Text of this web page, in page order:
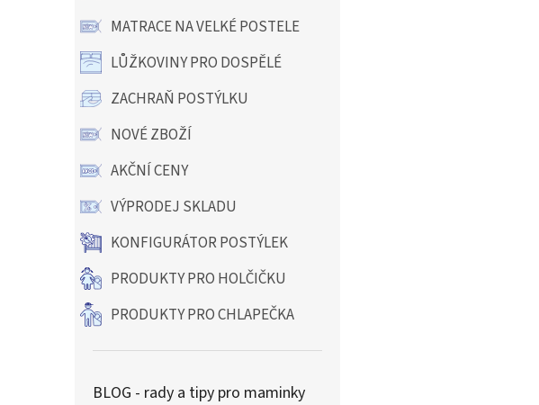
MATRACE NA VELKÉ POSTELE
LŮŽKOVINY PRO DOSPĚLÉ
ZACHRAŇ POSTÝLKU
NOVÉ ZBOŽÍ
AKČNÍ CENY
VÝPRODEJ SKLADU
KONFIGURÁTOR POSTÝLEK
PRODUKTY PRO HOLČIČKU
PRODUKTY PRO CHLAPEČKA
BLOG - rady a tipy pro maminky